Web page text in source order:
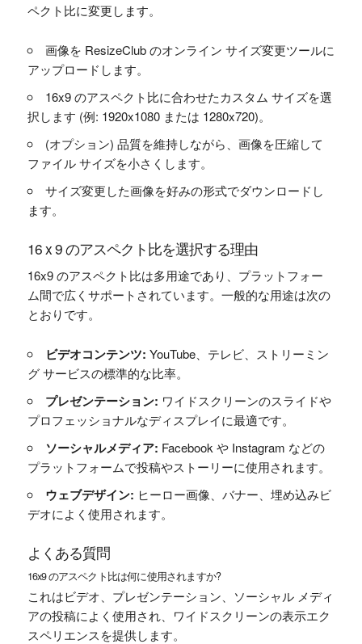
ペクト比に変更します。
画像を ResizeClub のオンライン サイズ変更ツールに
アップロードします。
16x9 のアスペクト比に合わせたカスタム サイズを選
択します (例: 1920x1080 または 1280x720)。
(オプション) 品質を維持しながら、画像を圧縮して
ファイル サイズを小さくします。
サイズ変更した画像を好みの形式でダウンロードし
ます。
16 x 9 のアスペクト比を選択する理由
16x9 のアスペクト比は多用途であり、プラットフォー
ム間で広くサポートされています。一般的な用途は次の
とおりです。
ビデオコンテンツ: YouTube、テレビ、ストリーミン
グ サービスの標準的な比率。
プレゼンテーション: ワイドスクリーンのスライドや
プロフェッショナルなディスプレイに最適です。
ソーシャルメディア: Facebook や Instagram などの
プラットフォームで投稿やストーリーに使用されます。
ウェブデザイン: ヒーロー画像、バナー、埋め込みビ
デオによく使用されます。
よくある質問
16x9 のアスペクト比は何に使用されますか?
これはビデオ、プレゼンテーション、ソーシャル メディ
アの投稿によく使用され、ワイドスクリーンの表示エク
スペリエンスを提供します。